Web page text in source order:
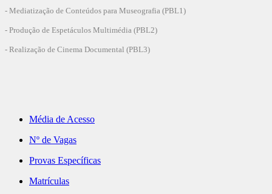
- Mediatização de Conteúdos para Museografia (PBL1)
- Produção de Espetáculos Multimédia (PBL2)
- Realização de Cinema Documental (PBL3)
Média de Acesso
Nº de Vagas
Provas Específicas
Matrículas